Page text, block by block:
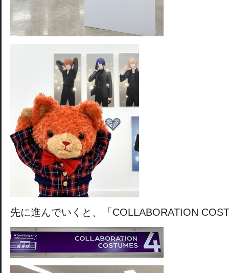
先に進んでいくと、「COLLABORATION